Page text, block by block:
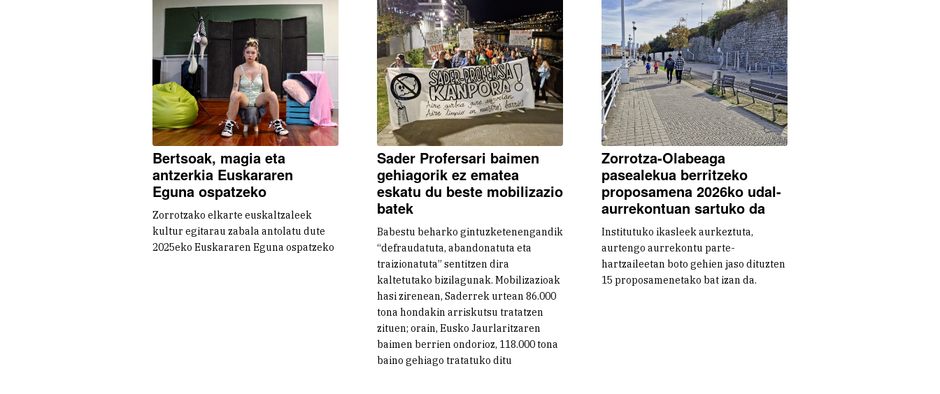
Bertsoak, magia eta
antzerkia Euskararen
Eguna ospatzeko
Zorrotzako elkarte euskaltzaleek
kultur egitarau zabala antolatu dute
2025eko Euskararen Eguna ospatzeko
Sader Profersari baimen
gehiagorik ez ematea
eskatu du beste mobilizazio
batek
Babestu beharko gintuzketenengandik
“defraudatuta, abandonatuta eta
traizionatuta” sentitzen dira
kaltetutako bizilagunak. Mobilizazioak
hasi zirenean, Saderrek urtean 86.000
tona hondakin arriskutsu tratatzen
zituen; orain, Eusko Jaurlaritzaren
baimen berrien ondorioz, 118.000 tona
baino gehiago tratatuko ditu
Zorrotza-Olabeaga
pasealekua berritzeko
proposamena 2026ko udal-
aurrekontuan sartuko da
Institutuko ikasleek aurkeztuta,
aurtengo aurrekontu parte-
hartzaileetan boto gehien jaso dituzten
15 proposamenetako bat izan da.